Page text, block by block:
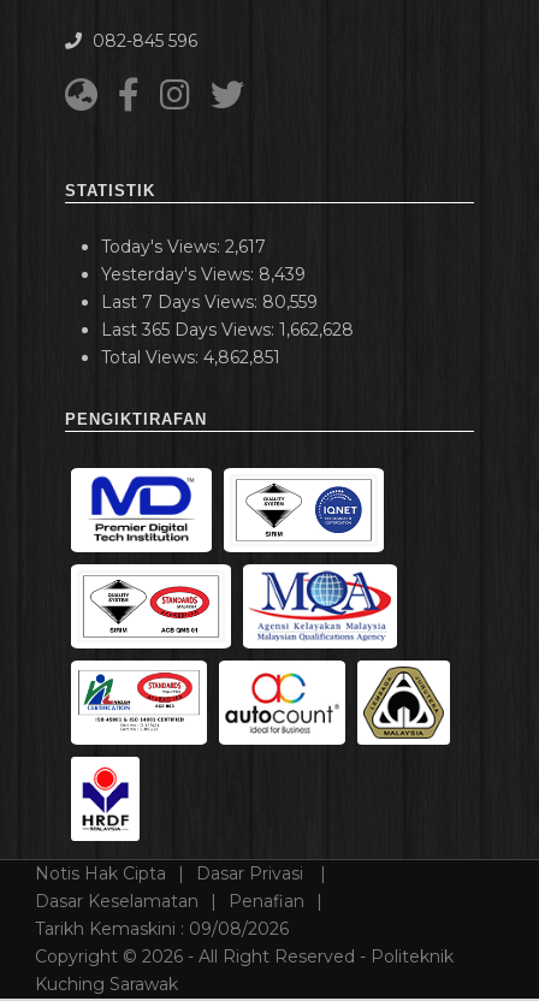
082-845 596
STATISTIK
Today's Views: 2,617
Yesterday's Views: 8,439
Last 7 Days Views: 80,559
Last 365 Days Views: 1,662,628
Total Views: 4,862,851
PENGIKTIRAFAN
Notis Hak Cipta
Dasar Privasi
Dasar Keselamatan
Penafian
Tarikh Kemaskini : 09/08/2026
Copyright © 2026 - All Right Reserved - Politeknik
Kuching Sarawak